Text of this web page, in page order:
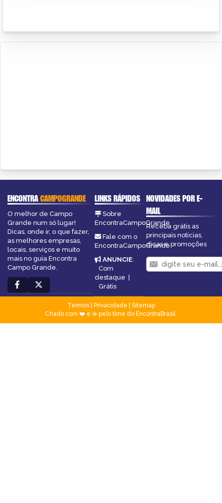
ENCONTRACAMPOGRANDE
O melhor de Campo
Grande num só lugar!
Dicas, onde ir, o que fazer,
as melhores empresas,
locais, serviços e muito
mais no guia Encontra
Campo Grande.
LINKS RÁPIDOS
Sobre
EncontraCampoGrande
Fale com o
EncontraCampoGrande
ANUNCIE:
Com
destaque |
Grátis
NOVIDADES POR E-
MAIL
Receba grátis as
principais notícias,
dicas e promoções
Termos| Privacidade
Sitemap
Criado com ❤️ e ☕ pelo time do EncontraBrasil